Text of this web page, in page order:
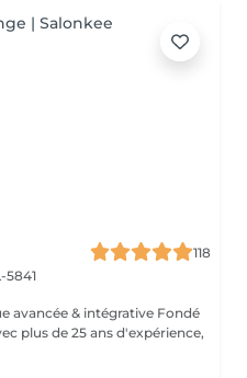
118
5841
plus de 25 ans d'expérience,